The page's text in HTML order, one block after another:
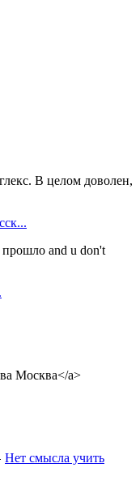
В целом доволен,
прошло and u don't
Москва</a>
Нет смысла учить